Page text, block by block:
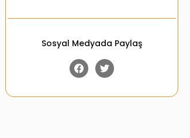
Sosyal Medyada Paylaş